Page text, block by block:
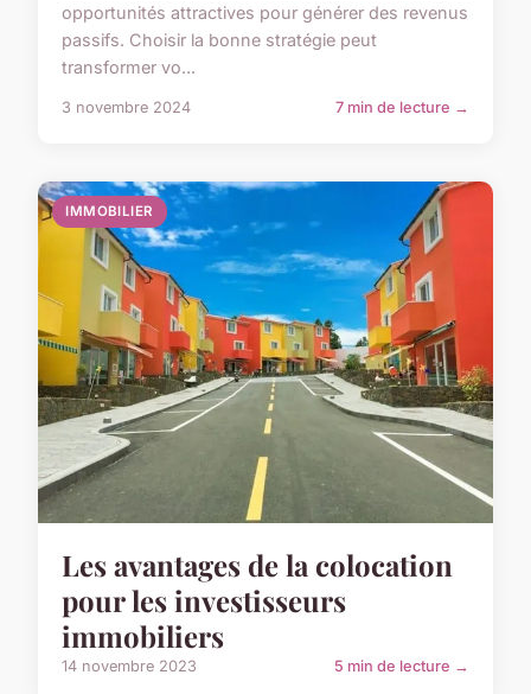
opportunités attractives pour générer des revenus
passifs. Choisir la bonne stratégie peut
transformer vo...
3 novembre 2024 7 min de lecture →
IMMOBILIER
Les avantages de la colocation
pour les investisseurs
immobiliers
14 novembre 2023 5 min de lecture →